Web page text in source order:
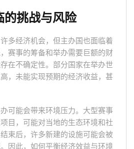
的挑战与风险
多经济机会，但主办国也面临着
赛事的筹备和举办需要巨额的财
在不确定性。部分国家在举办世
，未能实现预期的经济收益，甚
可能会带来环境压力。大型赛事
目，可能对当地的生态环境和社
束后，许多新建的设施可能会被
因此，如何平衡经济效益与环境